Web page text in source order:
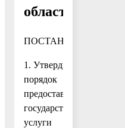
области»
ПОСТАНОВЛЯЮ:
1. Утвердить
порядок
предоставления
государственной
услуги